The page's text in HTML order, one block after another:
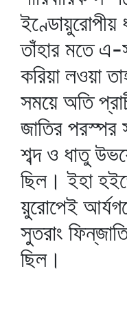
ইণ্ডোয়ুরোপীয়
তাঁহার মতে এ-
করিয়া লওয়া
সময়ে অতি
জাতির
শব্দ ও ধাতু
ছিল। ইহা
য়ুরোপেই
সুতরাং
ছিল।